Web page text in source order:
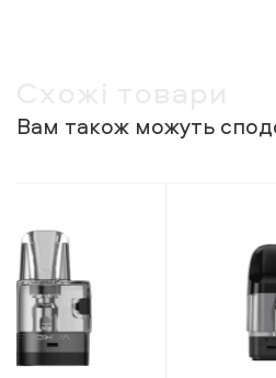
Вам також можуть